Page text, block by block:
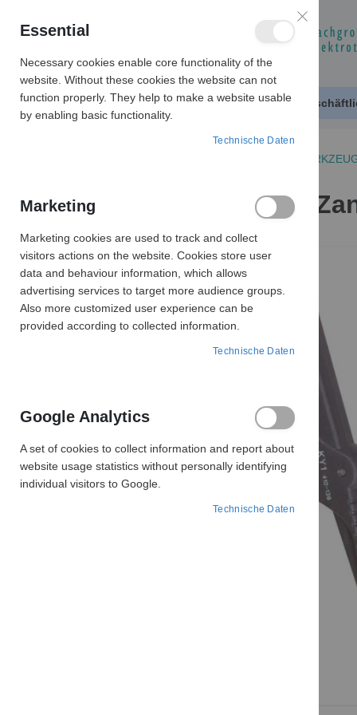
Produktkatalog
KY 1 Dreidornzange
Zum
Ende
der
Bildergalerie
springen
Essential
Necessary cookies enable core functionality of the
website. Without these cookies the website can not
function properly. They help to make a website usable
by enabling basic functionality.
Technische Daten
Marketing
Marketing cookies are used to track and collect
visitors actions on the website. Cookies store user
data and behaviour information, which allows
advertising services to target more audience groups.
Also more customized user experience can be
provided according to collected information.
Technische Daten
Google Analytics
A set of cookies to collect information and report about
website usage statistics without personally identifying
individual visitors to Google.
Technische Daten